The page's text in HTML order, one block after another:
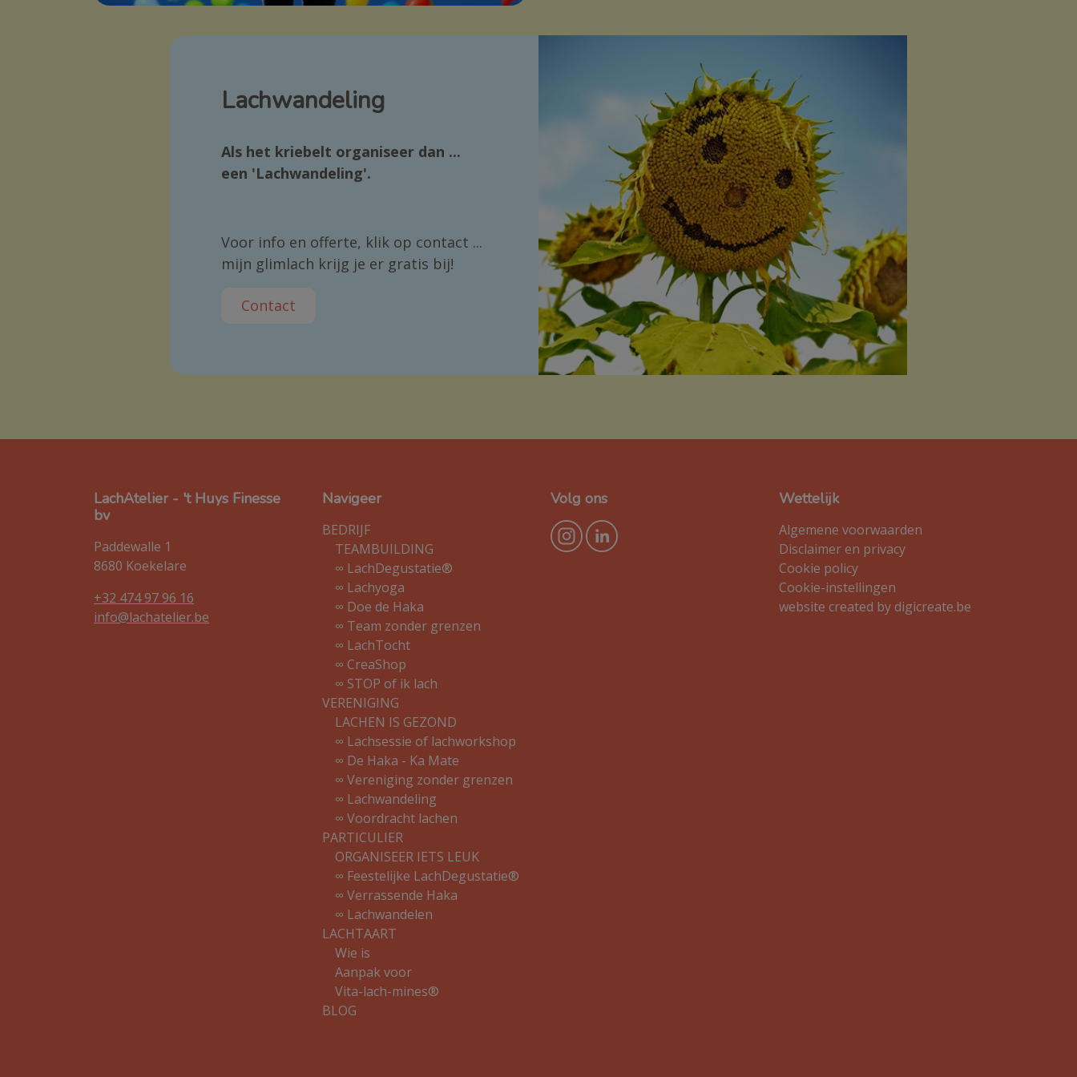
Lachwandeling
Als het kriebelt organiseer dan ...
een 'Lachwandeling'.
Voor info en offerte, klik op contact ...
mijn glimlach krijg je er gratis bij!
Contact
LachAtelier - 't Huys Finesse
bv
Paddewalle 1
8680 Koekelare
+32 474 97 96 16
info@lachatelier.be
Navigeer
BEDRIJF
TEAMBUILDING
∞ LachDegustatie®
∞ Lachyoga
∞ Doe de Haka
∞ Team zonder grenzen
∞ LachTocht
∞ CreaShop
∞ STOP of ik lach
VERENIGING
LACHEN IS GEZOND
∞ Lachsessie of lachworkshop
∞ De Haka - Ka Mate
∞ Vereniging zonder grenzen
∞ Lachwandeling
∞ Voordracht lachen
PARTICULIER
ORGANISEER IETS LEUK
∞ Feestelijke LachDegustatie®
∞ Verrassende Haka
∞ Lachwandelen
LACHTAART
Wie is
Aanpak voor
Vita-lach-mines®
BLOG
Volg ons Wettelijk
Algemene voorwaarden
Disclaimer en privacy
Cookie policy
Cookie-instellingen
website created by digicreate.be